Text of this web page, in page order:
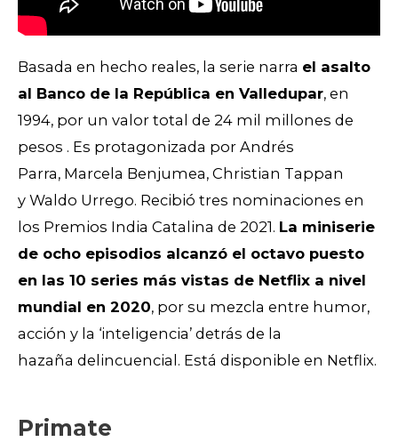
Basada en hecho reales, la serie narra el asalto
al Banco de la República en Valledupar, en
1994, por un valor total de 24 mil millones de
pesos . Es protagonizada por Andrés
Parra, Marcela Benjumea, Christian Tappan
y Waldo Urrego. Recibió tres nominaciones en
los Premios India Catalina de 2021. La miniserie
de ocho episodios alcanzó el octavo puesto
en las 10 series más vistas de Netflix a nivel
mundial en 2020, por su mezcla entre humor,
acción y la ‘inteligencia’ detrás de la
hazaña delincuencial. Está disponible en Netflix.
Primate